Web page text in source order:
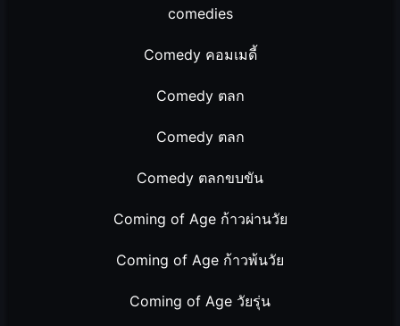
comedies
Comedy คอมเมดี้
Comedy ตลก
Comedy ตลก
Comedy ตลกขบขัน
Coming of Age ก้าวผ่านวัย
Coming of Age ก้าวพ้นวัย
Coming of Age วัยรุ่น